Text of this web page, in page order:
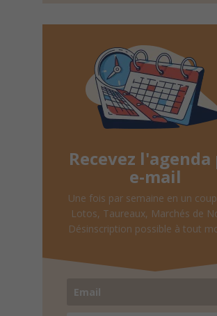
Recevez l'agenda
e-mail
Une fois par semaine en un
Lotos, Taureaux, Marchés de
Désinscription possible à tout